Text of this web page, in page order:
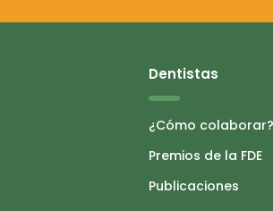
Dentistas
¿Cómo colaborar?
Premios de la FDE
Publicaciones